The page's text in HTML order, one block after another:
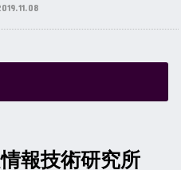
報技術研究所